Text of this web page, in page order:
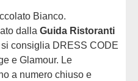
Bianco.
dalla Guida Ristoranti
si consiglia DRESS CODE
e Glamour. Le
a numero chiuso e